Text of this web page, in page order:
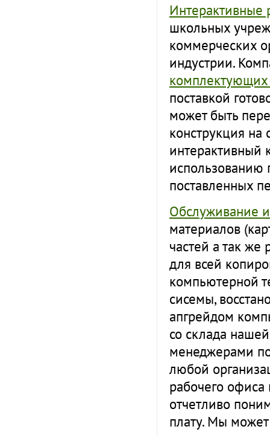
Интерактивные
школьных
коммерческих
индустрии.
комплектующих
поставкой
может быть
конструкция на
интерактивный
использованию
поставленных
Обслуживание
материалов
частей а так
для всей
компьютерной
сисемы,
апгрейдом
со склада
менеджерами
любой
рабочего
отчетливо
плату. Мы может